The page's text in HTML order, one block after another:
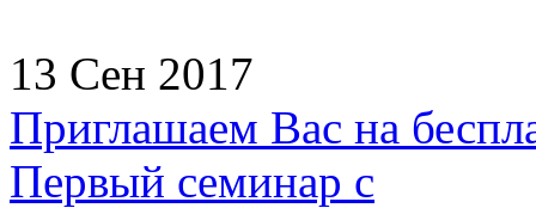
13 Сен 2017
Приглашаем Вас на
Первый семинар с